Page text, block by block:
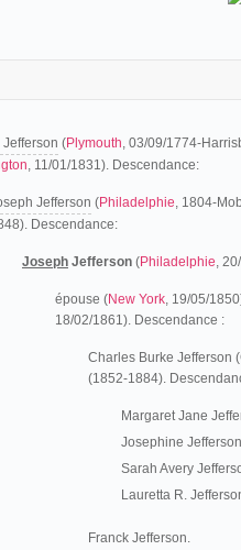
(Plymouth, 03/09/1774-
, 11/01/1831). Descendance:
Jefferson (Philadelphie, 1804-
Descendance:
Joseph Jefferson (Philadelphie,
épouse (New York, 19/05/
18/02/1861). Descendance :
Charles Burke Jefferson
(1852-1884).
Margaret Jane
Josephine
Sarah Avery
Lauretta R.
Franck Jefferson.